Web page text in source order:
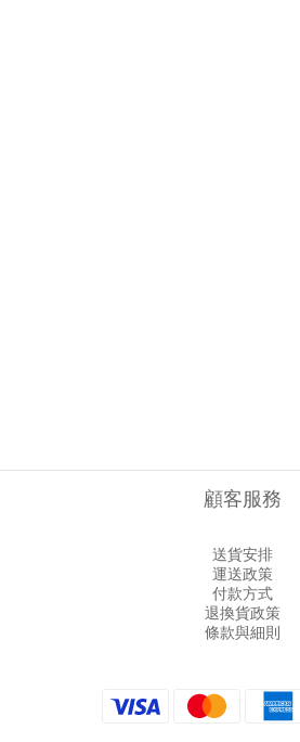
顧客服務
送貨安排
運送政策
付款方式
退換貨政策
條款與細則